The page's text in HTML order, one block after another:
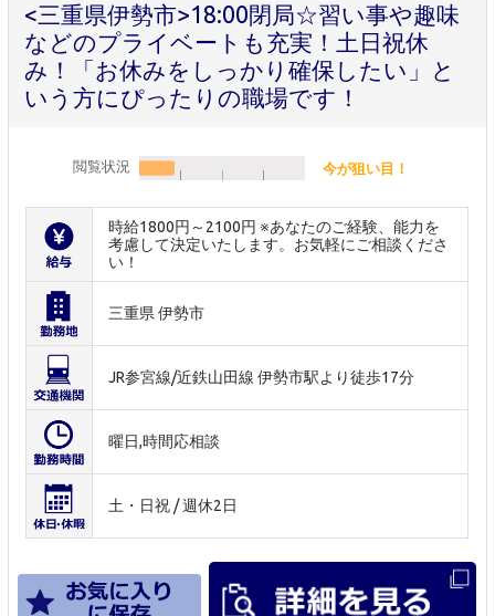
<三重県伊勢市>18:00閉局☆習い事や趣味
などのプライベートも充実！土日祝休
み！「お休みをしっかり確保したい」と
いう方にぴったりの職場です！
閲覧状況 今が狙い目！
時給1800円～2100円 ※あなたのご経験、能力を
考慮して決定いたします。お気軽にご相談くださ
い！
三重県 伊勢市
JR参宮線/近鉄山田線 伊勢市駅より徒歩17分
曜日,時間応相談
土・日祝 / 週休2日